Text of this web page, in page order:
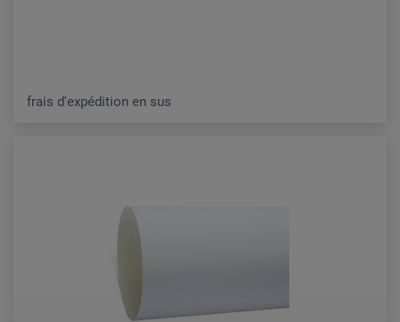
frais d'expédition en sus